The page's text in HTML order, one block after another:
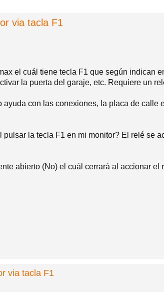
via tacla F1
el cuál tiene tecla F1 que según indican
la puerta del garaje, etc. Requiere un
con las conexiones, la placa de
la tecla F1 en mi monitor? El relé se
abierto (No) el cuál cerrará al accionar
via tacla F1